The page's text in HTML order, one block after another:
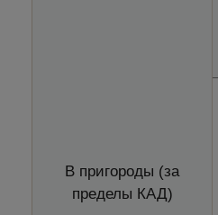
В пригороды (за
пределы КАД)